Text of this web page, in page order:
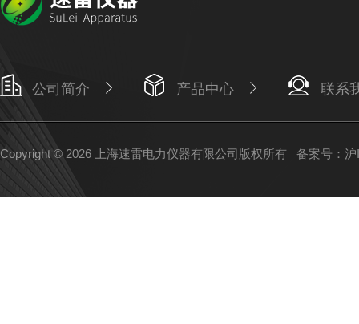
公司简介 产品中心 联系
Copyright © 2026 上海速雷电力仪器有限公司版权所有 备案号：